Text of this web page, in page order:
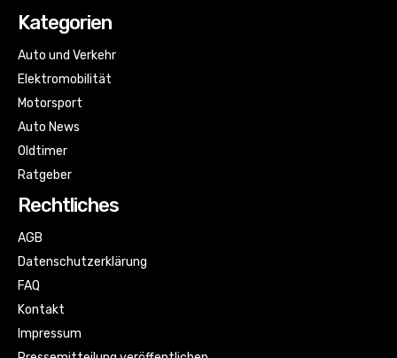
Kategorien
Auto und Verkehr
Elektromobilität
Motorsport
Auto News
Oldtimer
Ratgeber
Rechtliches
AGB
Datenschutzerklärung
FAQ
Kontakt
Impressum